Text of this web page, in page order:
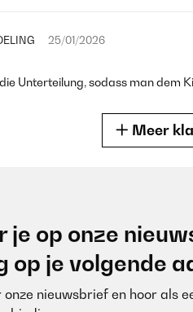
25/01/2026
Unterteilung, sodass man dem
macht einen hochwertigen
Meer
je op onze
op je volgende
nieuwsbrief en hoor als